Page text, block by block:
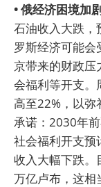
• 俄经济困境加
石油收入大跌，
罗斯经济可能
京带来的财政压
会福利等开支。
高至22%，以弥
承诺：2030年
社会福利开支预
收入大幅下跌。
万亿卢布，这相